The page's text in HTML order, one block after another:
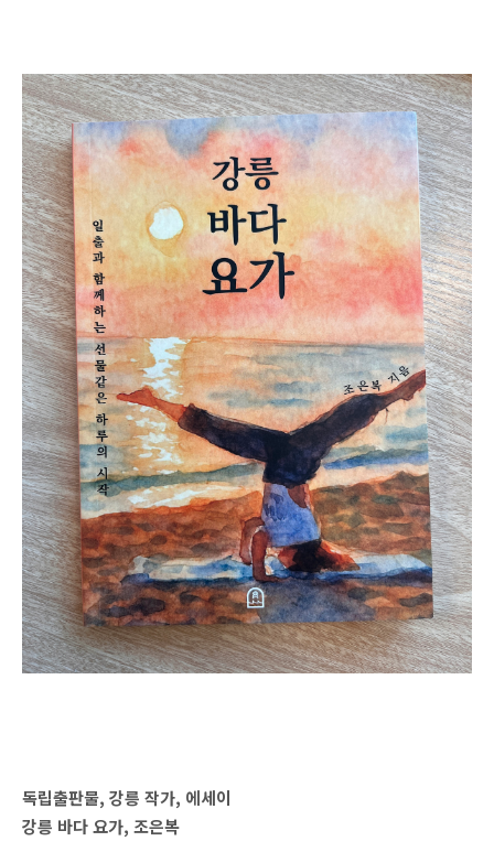
독립출판물, 강릉 작가, 에세이
강릉 바다 요가, 조은복